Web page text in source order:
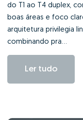
do T1 ao T4 duplex,
boas áreas e foco
arquitetura privilegia
combinando pra...
Ler tudo